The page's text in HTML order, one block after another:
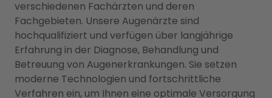
verschiedenen Fachärzten und deren
Fachgebieten. Unsere Augenärzte sind
hochqualifiziert und verfügen über langjährige
Erfahrung in der Diagnose, Behandlung und
Betreuung von Augenerkrankungen. Sie setzen
moderne Technologien und fortschrittliche
Verfahren ein, um Ihnen eine optimale Versorgung